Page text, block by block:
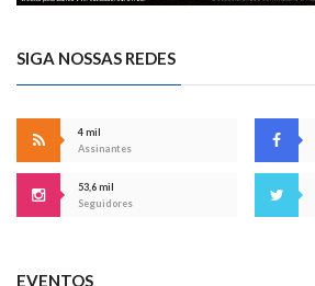
SIGA NOSSAS REDES
4 mil
Assinantes
53,6 mil
Seguidores
EVENTOS